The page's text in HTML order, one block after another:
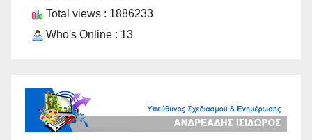
Total views : 1886233
Who's Online : 13